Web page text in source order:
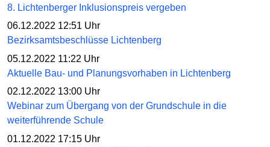
8. Lichtenberger Inklusionspreis vergeben
06.12.2022 12:51 Uhr
Bezirksamtsbeschlüsse Lichtenberg
05.12.2022 11:22 Uhr
Aktuelle Bau- und Planungsvorhaben in Lichtenberg
02.12.2022 13:00 Uhr
Webinar zum Übergang von der Grundschule in die
weiterführende Schule
01.12.2022 17:15 Uhr